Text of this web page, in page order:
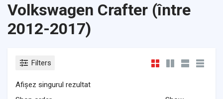
Volkswagen Crafter (între
2012-2017)
Filters
Afișez singurul rezultat